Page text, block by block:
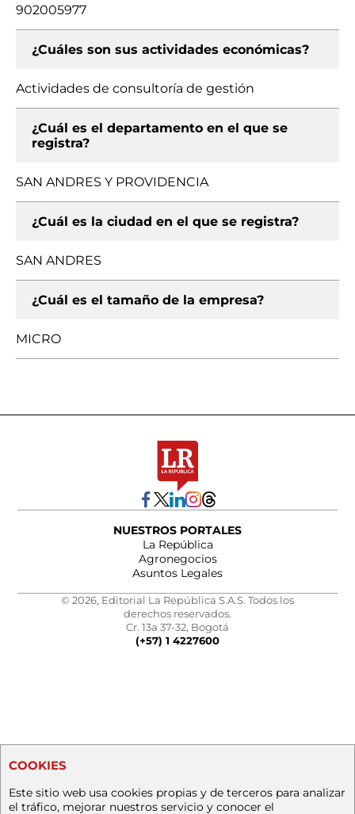
902005977
¿Cuáles son sus actividades económicas?
Actividades de consultoría de gestión
¿Cuál es el departamento en el que se
registra?
SAN ANDRES Y PROVIDENCIA
¿Cuál es la ciudad en el que se registra?
SAN ANDRES
¿Cuál es el tamaño de la empresa?
MICRO
NUESTROS PORTALES
La República
Agronegocios
Asuntos Legales
© 2026, Editorial La República S.A.S. Todos los
derechos reservados.
Cr. 13a 37-32, Bogotá
(+57) 1 4227600
COOKIES
Este sitio web usa cookies propias y de terceros para analizar
el tráfico, mejorar nuestros servicio y conocer el